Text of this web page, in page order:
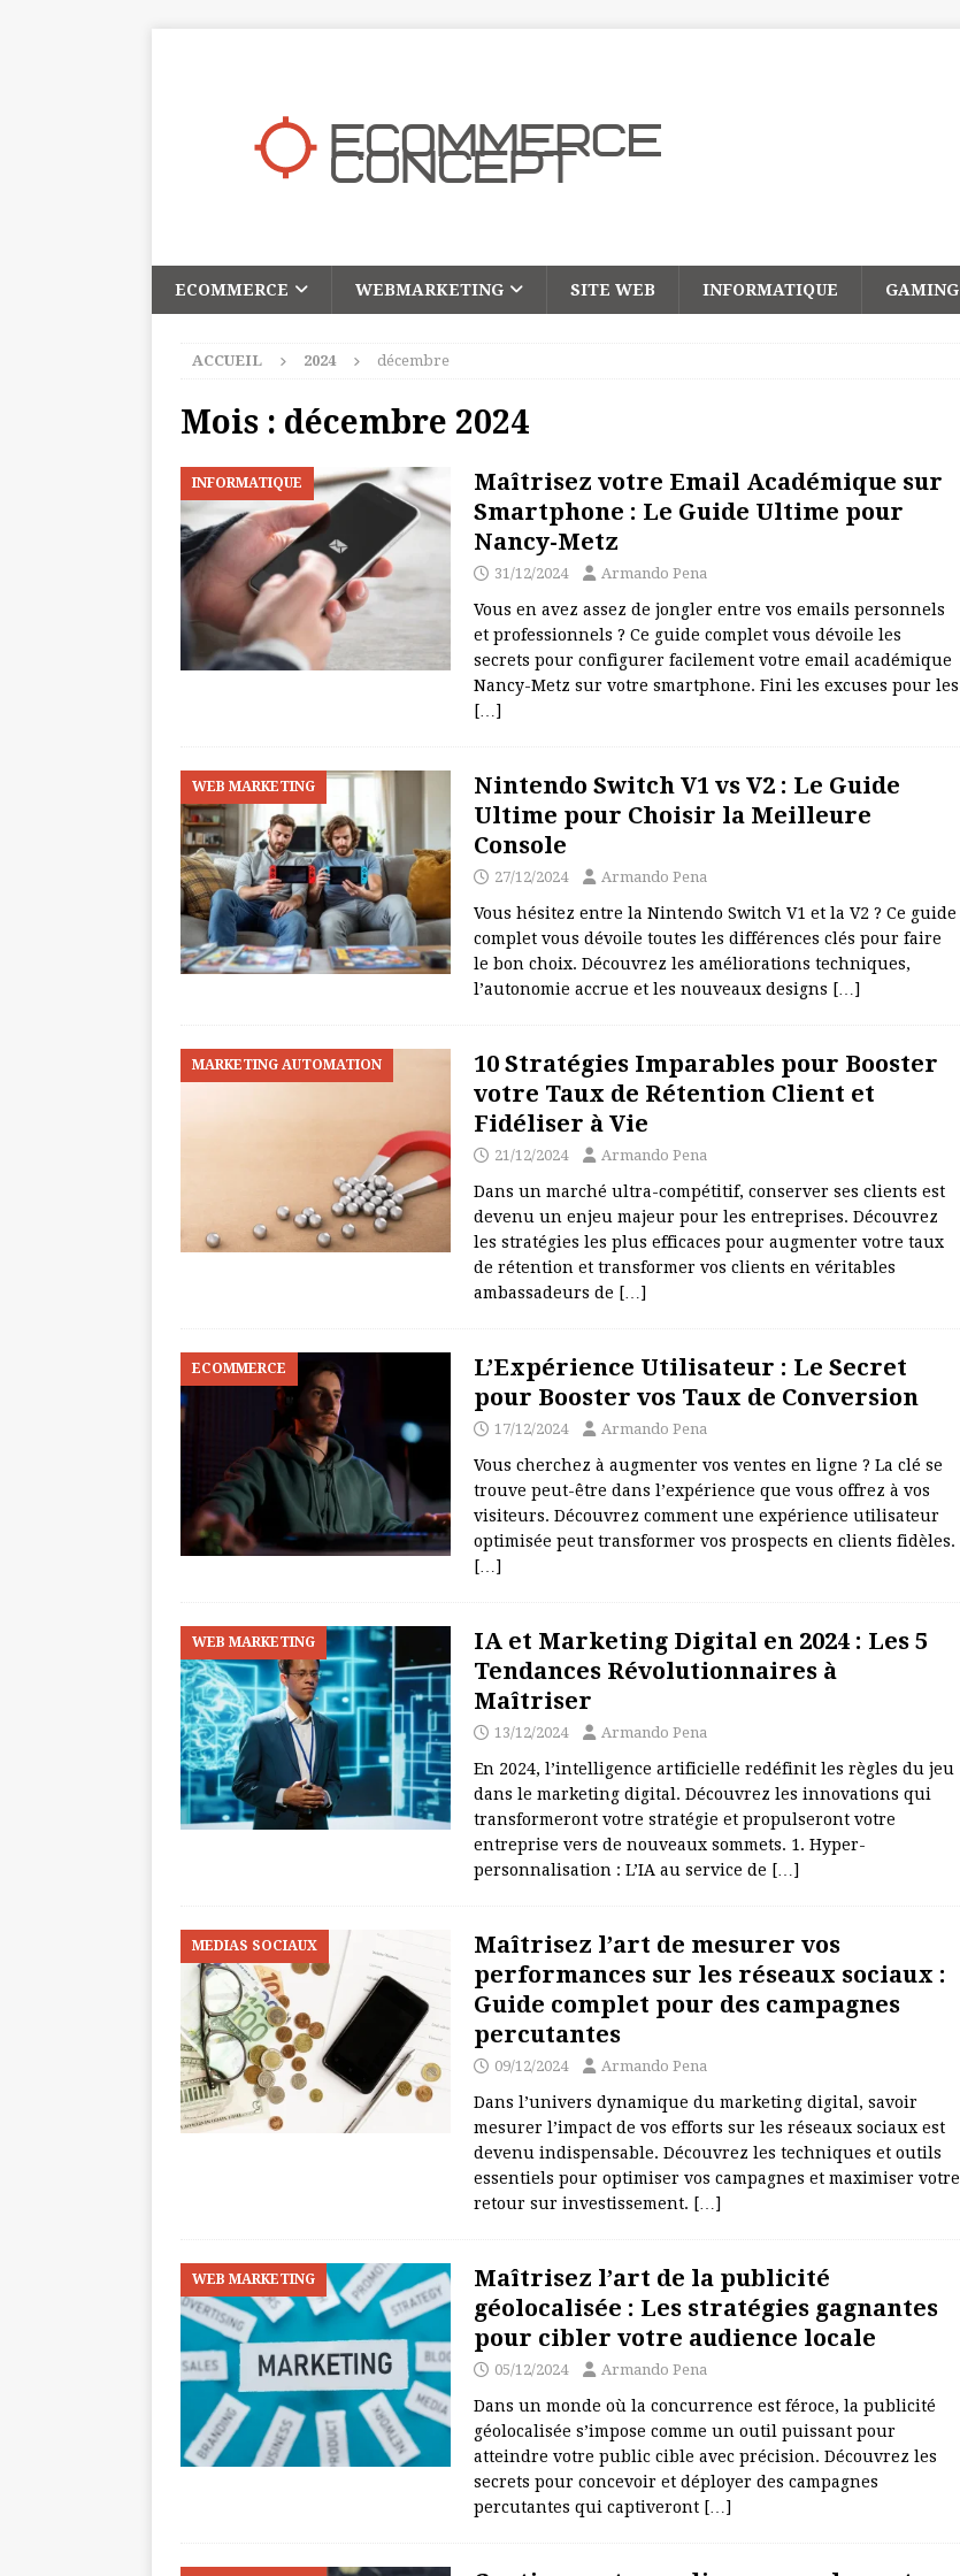
ECOMMERCE WEBMARKETING SITE WEB INFORMATIQUE GAMING
ACCUEIL 2024 décembre
Mois : décembre 2024
INFORMATIQUE
Maîtrisez votre Email Académique sur
Smartphone : Le Guide Ultime pour
Nancy-Metz
31/12/2024 Armando Pena
Vous en avez assez de jongler entre vos emails personnels
et professionnels ? Ce guide complet vous dévoile les
secrets pour configurer facilement votre email académique
Nancy-Metz sur votre smartphone. Fini les excuses pour les
[…]
WEB MARKETING
Nintendo Switch V1 vs V2 : Le Guide
Ultime pour Choisir la Meilleure
Console
27/12/2024 Armando Pena
Vous hésitez entre la Nintendo Switch V1 et la V2 ? Ce guide
complet vous dévoile toutes les différences clés pour faire
le bon choix. Découvrez les améliorations techniques,
l’autonomie accrue et les nouveaux designs […]
MARKETING AUTOMATION
10 Stratégies Imparables pour Booster
votre Taux de Rétention Client et
Fidéliser à Vie
21/12/2024 Armando Pena
Dans un marché ultra-compétitif, conserver ses clients est
devenu un enjeu majeur pour les entreprises. Découvrez
les stratégies les plus efficaces pour augmenter votre taux
de rétention et transformer vos clients en véritables
ambassadeurs de […]
ECOMMERCE
L’Expérience Utilisateur : Le Secret
pour Booster vos Taux de Conversion
17/12/2024 Armando Pena
Vous cherchez à augmenter vos ventes en ligne ? La clé se
trouve peut-être dans l’expérience que vous offrez à vos
visiteurs. Découvrez comment une expérience utilisateur
optimisée peut transformer vos prospects en clients fidèles.
[…]
WEB MARKETING
IA et Marketing Digital en 2024 : Les 5
Tendances Révolutionnaires à
Maîtriser
13/12/2024 Armando Pena
En 2024, l’intelligence artificielle redéfinit les règles du jeu
dans le marketing digital. Découvrez les innovations qui
transformeront votre stratégie et propulseront votre
entreprise vers de nouveaux sommets. 1. Hyper-
personnalisation : L’IA au service de […]
MEDIAS SOCIAUX
Maîtrisez l’art de mesurer vos
performances sur les réseaux sociaux :
Guide complet pour des campagnes
percutantes
09/12/2024 Armando Pena
Dans l’univers dynamique du marketing digital, savoir
mesurer l’impact de vos efforts sur les réseaux sociaux est
devenu indispensable. Découvrez les techniques et outils
essentiels pour optimiser vos campagnes et maximiser votre
retour sur investissement. […]
WEB MARKETING
Maîtrisez l’art de la publicité
géolocalisée : Les stratégies gagnantes
pour cibler votre audience locale
05/12/2024 Armando Pena
Dans un monde où la concurrence est féroce, la publicité
géolocalisée s’impose comme un outil puissant pour
atteindre votre public cible avec précision. Découvrez les
secrets pour concevoir et déployer des campagnes
percutantes qui captiveront […]